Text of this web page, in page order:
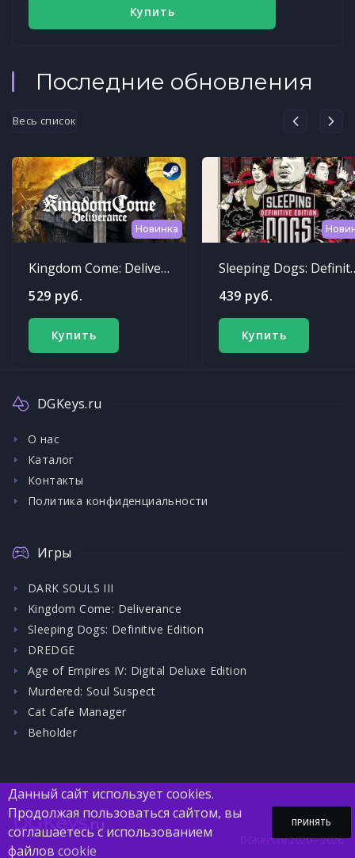
Купить
Последние обновления
Весь список
Новинка
Kingdom Come: Deliverance
529 руб.
Купить
Sleeping
439 руб.
Купить
DGKeys.ru
О нас
Каталог
Контакты
Политика конфиденциальности
Игры
DARK SOULS III
Kingdom Come: Deliverance
Sleeping Dogs: Definitive Edition
DREDGE
Age of Empires IV: Digital Deluxe Edition
Murdered: Soul Suspect
Cat Cafe Manager
Beholder
DGKeys.ru
DGKeys.ru 2020—2026
Данный сайт использует cookies.
Продолжая пользоваться сайтом, вы
соглашаетесь с использованием
файлов cookie
ПРИНЯТЬ